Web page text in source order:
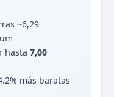
~6,29
hasta 7,00
más baratas